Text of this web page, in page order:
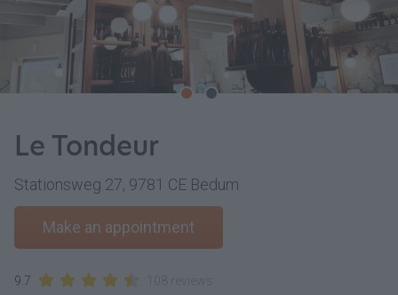
Le Tondeur
Stationsweg 27, 9781 CE Bedum
Make an appointment
9.7